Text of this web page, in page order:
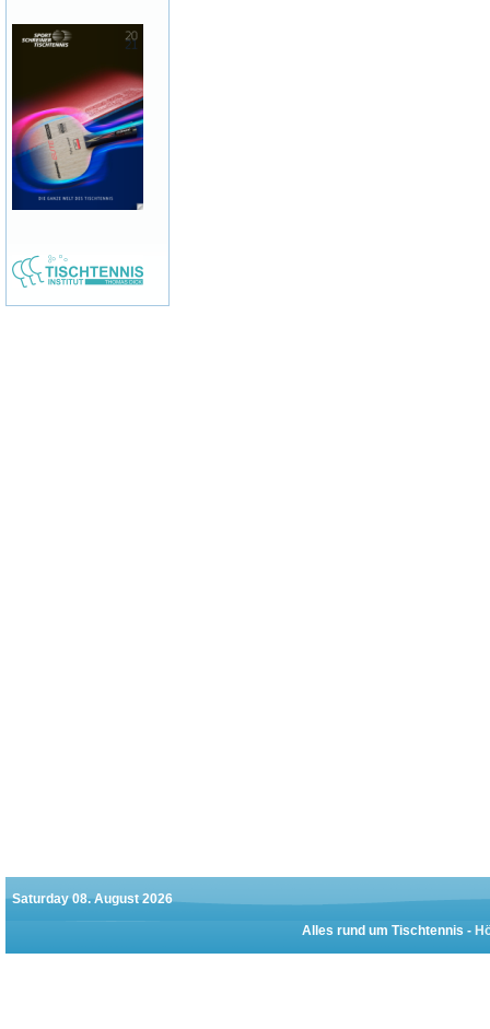
Saturday 08. August 2026
Alles rund um Tischtennis -